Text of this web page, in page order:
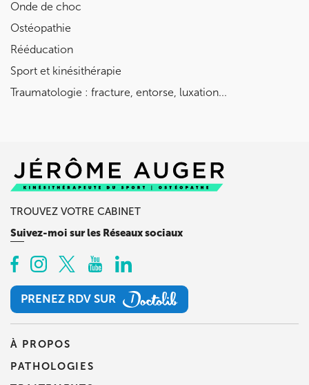
Onde de choc
Ostéopathie
Rééducation
Sport et kinésithérapie
Traumatologie : fracture, entorse, luxation...
TROUVEZ VOTRE CABINET
Suivez-moi sur les Réseaux sociaux
PRENEZ RDV SUR
PRENEZ RDV SUR
À PROPOS
PATHOLOGIES